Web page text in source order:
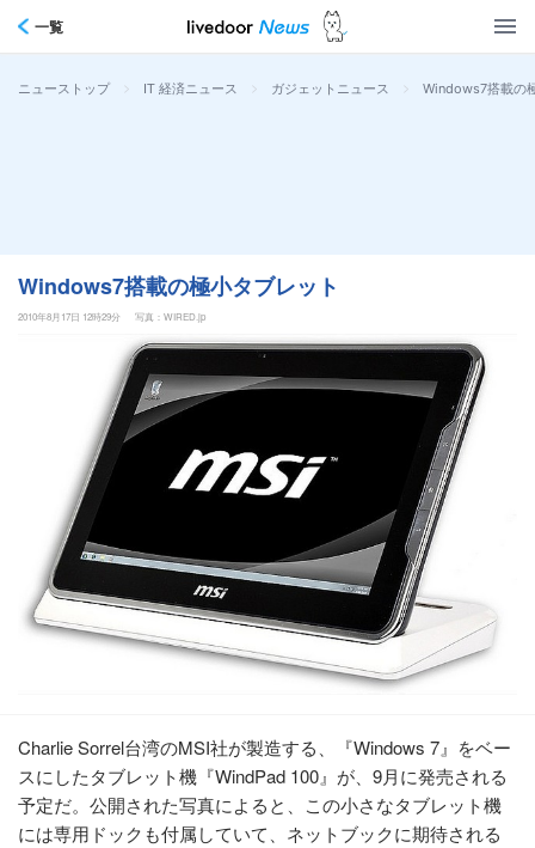
一覧
ニューストップ > IT 経済ニュース > ガジェットニュース > Windows7搭載の
Windows7搭載の極小タブレット
2010年8月17日 12時29分 写真：WIRED.jp
Charlie Sorrel台湾のMSI社が製造する、『Windows 7』をベー
スにしたタブレット機『WindPad 100』が、9月に発売される
予定だ。公開された写真によると、この小さなタブレット機
には専用ドックも付属していて、ネットブックに期待される